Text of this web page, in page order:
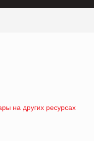
на других ресурсах